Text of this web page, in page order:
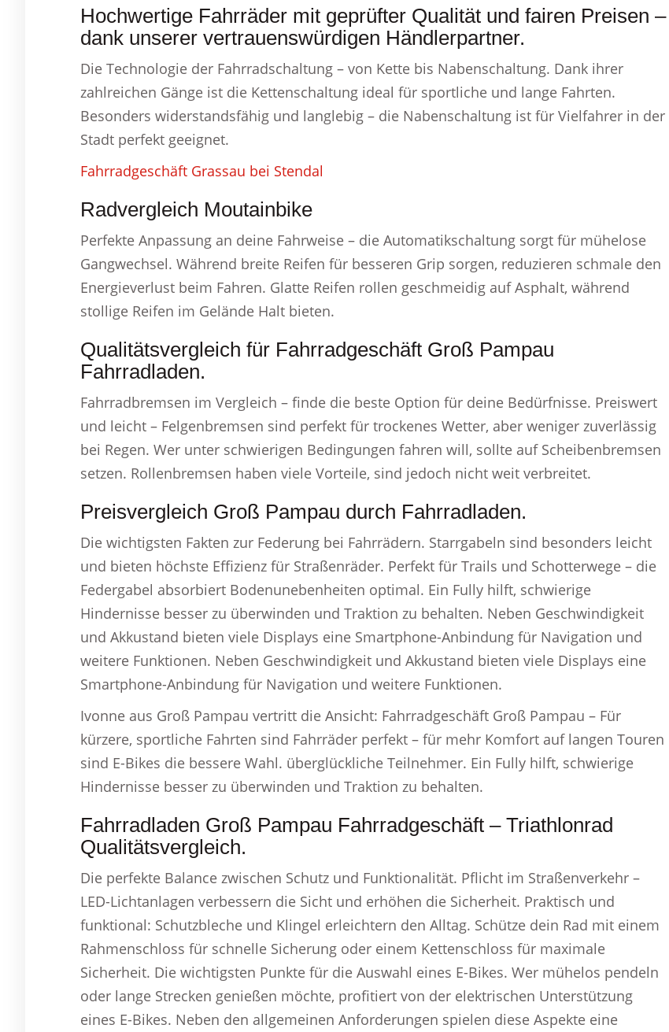
Hochwertige Fahrräder mit geprüfter Qualität und fairen Preisen –
dank unserer vertrauenswürdigen Händlerpartner.
Die Technologie der Fahrradschaltung – von Kette bis Nabenschaltung. Dank ihrer
zahlreichen Gänge ist die Kettenschaltung ideal für sportliche und lange Fahrten.
Besonders widerstandsfähig und langlebig – die Nabenschaltung ist für Vielfahrer in der
Stadt perfekt geeignet.
Fahrradgeschäft Grassau bei Stendal
Radvergleich Moutainbike
Perfekte Anpassung an deine Fahrweise – die Automatikschaltung sorgt für mühelose
Gangwechsel. Während breite Reifen für besseren Grip sorgen, reduzieren schmale den
Energieverlust beim Fahren. Glatte Reifen rollen geschmeidig auf Asphalt, während
stollige Reifen im Gelände Halt bieten.
Qualitätsvergleich für Fahrradgeschäft Groß Pampau
Fahrradladen.
Fahrradbremsen im Vergleich – finde die beste Option für deine Bedürfnisse. Preiswert
und leicht – Felgenbremsen sind perfekt für trockenes Wetter, aber weniger zuverlässig
bei Regen. Wer unter schwierigen Bedingungen fahren will, sollte auf Scheibenbremsen
setzen. Rollenbremsen haben viele Vorteile, sind jedoch nicht weit verbreitet.
Preisvergleich Groß Pampau durch Fahrradladen.
Die wichtigsten Fakten zur Federung bei Fahrrädern. Starrgabeln sind besonders leicht
und bieten höchste Effizienz für Straßenräder. Perfekt für Trails und Schotterwege – die
Federgabel absorbiert Bodenunebenheiten optimal. Ein Fully hilft, schwierige
Hindernisse besser zu überwinden und Traktion zu behalten. Neben Geschwindigkeit
und Akkustand bieten viele Displays eine Smartphone-Anbindung für Navigation und
weitere Funktionen. Neben Geschwindigkeit und Akkustand bieten viele Displays eine
Smartphone-Anbindung für Navigation und weitere Funktionen.
Ivonne aus Groß Pampau vertritt die Ansicht: Fahrradgeschäft Groß Pampau – Für
kürzere, sportliche Fahrten sind Fahrräder perfekt – für mehr Komfort auf langen Touren
sind E-Bikes die bessere Wahl. überglückliche Teilnehmer. Ein Fully hilft, schwierige
Hindernisse besser zu überwinden und Traktion zu behalten.
Fahrradladen Groß Pampau Fahrradgeschäft – Triathlonrad
Qualitätsvergleich.
Die perfekte Balance zwischen Schutz und Funktionalität. Pflicht im Straßenverkehr –
LED-Lichtanlagen verbessern die Sicht und erhöhen die Sicherheit. Praktisch und
funktional: Schutzbleche und Klingel erleichtern den Alltag. Schütze dein Rad mit einem
Rahmenschloss für schnelle Sicherung oder einem Kettenschloss für maximale
Sicherheit. Die wichtigsten Punkte für die Auswahl eines E-Bikes. Wer mühelos pendeln
oder lange Strecken genießen möchte, profitiert von der elektrischen Unterstützung
eines E-Bikes. Neben den allgemeinen Anforderungen spielen diese Aspekte eine